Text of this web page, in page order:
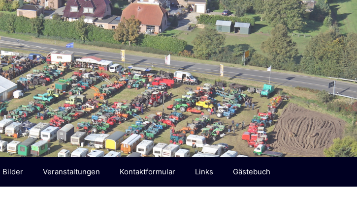
Bilder Veranstaltungen Kontaktformular Links Gästebuch